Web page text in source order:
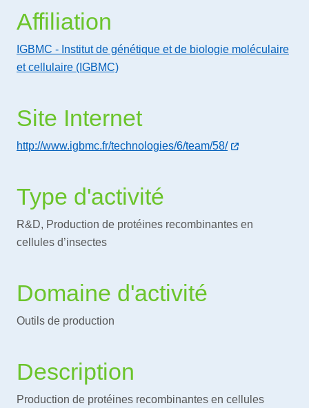
Affiliation
IGBMC - Institut de génétique et de biologie moléculaire
et cellulaire (IGBMC)
Site Internet
http://www.igbmc.fr/technologies/6/team/58/
Type d'activité
R&D, Production de protéines recombinantes en
cellules d’insectes
Domaine d'activité
Outils de production
Description
Production de protéines recombinantes en cellules